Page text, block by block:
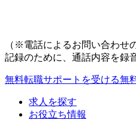
（※電話によるお問い合わせ
記録のために、通話内容を録
無料転職サポートを受ける無
求人を探す
お役立ち情報